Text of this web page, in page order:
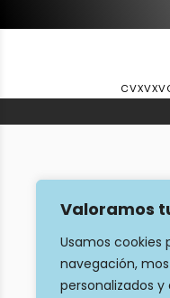
Valoramos
Usamos cookies
navegación,
personalizados